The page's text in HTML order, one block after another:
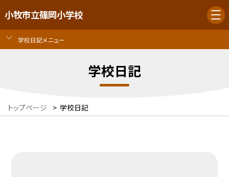
小牧市立篠岡小学校
学校日記メニュー
学校日記
トップページ > 学校日記